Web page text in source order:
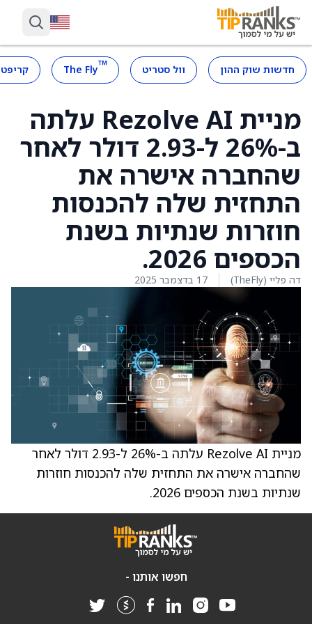
חדשות שוק ההון וול סטריט ™
The Fly
מניית Rezolve AI עלתה
ב-26% ל-2.93 דולר לאחר
שהחברה אישרה את
התחזית שלה להכנסות
חוזרות שנתיות בשנת
הכספים 2026.
דה פליי (TheFly) 17 בדצמבר 2025
מניית Rezolve AI עלתה ב-26% ל-2.93 דולר לאחר
שהחברה אישרה את התחזית שלה להכנסות חוזרות
שנתיות בשנת הכספים 2026.
חפשו אותנו -